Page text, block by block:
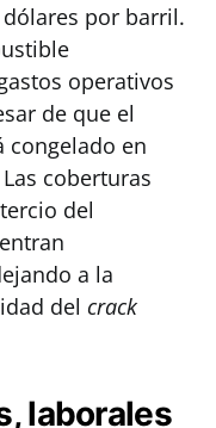
por barril.
operativos
de que el
congelado en
coberturas
del
a la
del crack
laborales